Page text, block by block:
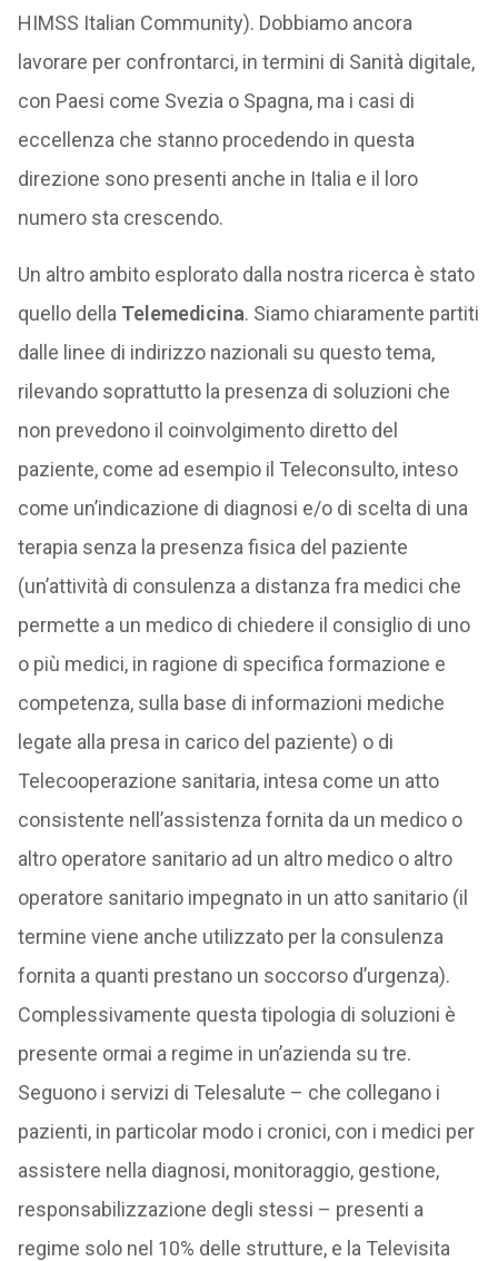
HIMSS Italian Community). Dobbiamo ancora
lavorare per confrontarci, in termini di Sanità digitale,
con Paesi come Svezia o Spagna, ma i casi di
eccellenza che stanno procedendo in questa
direzione sono presenti anche in Italia e il loro
numero sta crescendo.
Un altro ambito esplorato dalla nostra ricerca è stato
quello della Telemedicina. Siamo chiaramente partiti
dalle linee di indirizzo nazionali su questo tema,
rilevando soprattutto la presenza di soluzioni che
non prevedono il coinvolgimento diretto del
paziente, come ad esempio il Teleconsulto, inteso
come un’indicazione di diagnosi e/o di scelta di una
terapia senza la presenza fisica del paziente
(un’attività di consulenza a distanza fra medici che
permette a un medico di chiedere il consiglio di uno
o più medici, in ragione di specifica formazione e
competenza, sulla base di informazioni mediche
legate alla presa in carico del paziente) o di
Telecooperazione sanitaria, intesa come un atto
consistente nell’assistenza fornita da un medico o
altro operatore sanitario ad un altro medico o altro
operatore sanitario impegnato in un atto sanitario (il
termine viene anche utilizzato per la consulenza
fornita a quanti prestano un soccorso d’urgenza).
Complessivamente questa tipologia di soluzioni è
presente ormai a regime in un’azienda su tre.
Seguono i servizi di Telesalute – che collegano i
pazienti, in particolar modo i cronici, con i medici per
assistere nella diagnosi, monitoraggio, gestione,
responsabilizzazione degli stessi – presenti a
regime solo nel 10% delle strutture, e la Televisita